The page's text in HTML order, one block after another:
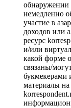
обнаружении
немедленно
участие в
доходов или
ресурс
и/или
какой форме
связаны/
букмекерами
материалы